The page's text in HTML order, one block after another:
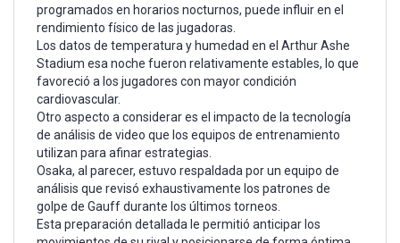
programados en horarios nocturnos, puede influir en el
rendimiento físico de las jugadoras.
Los datos de temperatura y humedad en el Arthur Ashe
Stadium esa noche fueron relativamente estables, lo que
favoreció a los jugadores con mayor condición
cardiovascular.
Otro aspecto a considerar es el impacto de la tecnología
de análisis de video que los equipos de entrenamiento
utilizan para afinar estrategias.
Osaka, al parecer, estuvo respaldada por un equipo de
análisis que revisó exhaustivamente los patrones de
golpe de Gauff durante los últimos torneos.
Esta preparación detallada le permitió anticipar los